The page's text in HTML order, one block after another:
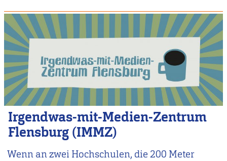
Irgendwas-mit-Medien-Zentrum
Flensburg (IMMZ)
Wenn an zwei Hochschulen, die 200 Meter